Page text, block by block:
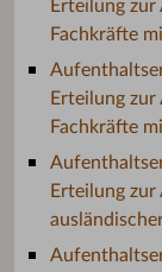
Erteilung
Fachkräfte
Erteilung
Fachkräfte
Erteilung